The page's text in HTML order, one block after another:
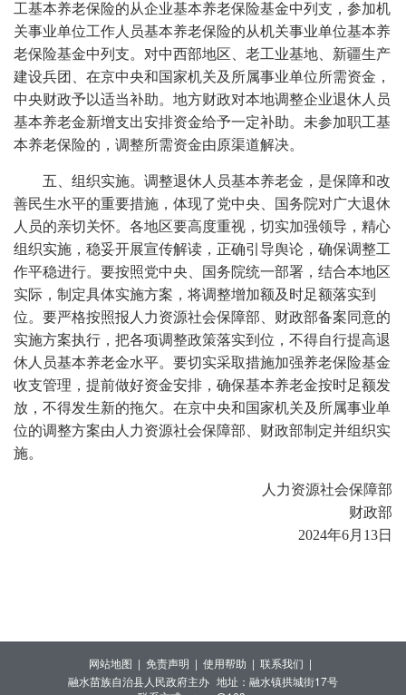
工基本养老保险的从企业基本养老保险基金中列支，参加机
关事业单位工作人员基本养老保险的从机关事业单位基本养
老保险基金中列支。对中西部地区、老工业基地、新疆生产
建设兵团、在京中央和国家机关及所属事业单位所需资金，
中央财政予以适当补助。地方财政对本地调整企业退休人员
基本养老金新增支出安排资金给予一定补助。未参加职工基
本养老保险的，调整所需资金由原渠道解决。
五、组织实施。调整退休人员基本养老金，是保障和改
善民生水平的重要措施，体现了党中央、国务院对广大退休
人员的亲切关怀。各地区要高度重视，切实加强领导，精心
组织实施，稳妥开展宣传解读，正确引导舆论，确保调整工
作平稳进行。要按照党中央、国务院统一部署，结合本地区
实际，制定具体实施方案，将调整增加额及时足额落实到
位。要严格按照报人力资源社会保障部、财政部备案同意的
实施方案执行，把各项调整政策落实到位，不得自行提高退
休人员基本养老金水平。要切实采取措施加强养老保险基金
收支管理，提前做好资金安排，确保基本养老金按时足额发
放，不得发生新的拖欠。在京中央和国家机关及所属事业单
位的调整方案由人力资源社会保障部、财政部制定并组织实
施。
人力资源社会保障部
财政部
2024年6月13日
网站地图 | 免责声明 | 使用帮助 | 联系我们 |
融水苗族自治县人民政府主办 地址：融水镇拱城街17号